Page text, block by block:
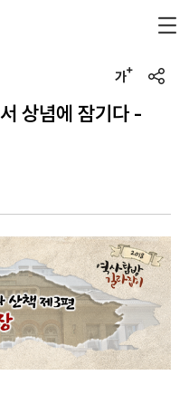
u
상념에 잠기다 -